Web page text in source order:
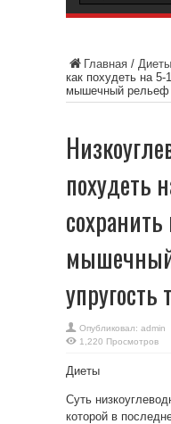
Главная / Диеты
как похудеть на 5-
мышечный рельеф
похудеть
упругость
Опубликовал: admin
1,220 Просмотров
Диеты
Суть
которой в